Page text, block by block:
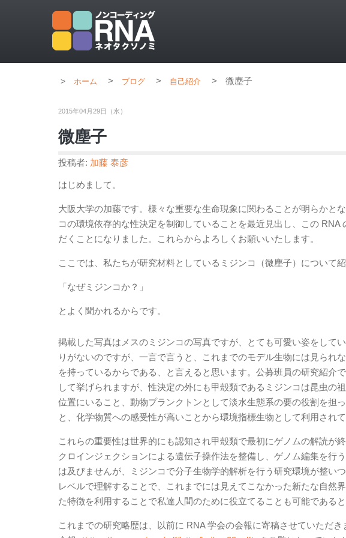
ホーム > ブログ > 自己紹介 > 微塵子
2015年04月29日（水）
微塵子
投稿者: 加藤 泰彦
はじめまして。
大阪大学の加藤です。様々な重要な生命現象に関わることが明らかと
コの環境依存的な性決定を制御していることを最近見出し、この
だくことになりました。これらからよろしくお願いいたします。
ここでは、私たちが研究材料としているミジンコ（微塵子）について
「なぜミジンコか？」
とよく聞かれるからです。
掲載した写真はメスのミジンコの写真ですが、とても可愛い姿をして
りがないのですが、一言で言うと、これまでのモデル生物には見られ
を持っているからである、と言えると思います。公募班員の研究紹介
して挙げられますが、性決定の外にも甲殻類であるミジンコは昆虫の
位置にいること、動物プランクトンとして淡水生態系の要の役割を担
と、化学物質への感受性が高いことから環境指標生物として利用され
これらの重要性は世界的にも認知され甲殻類で最初にゲノムの解読が
クロインジェクションによる遺伝子操作法を整備し、ゲノム編集を行
は及びませんが、ミジンコで分子生物学的解析を行う研究環境が整い
レベルで理解することで、これまでには見えてこなかった新たな自然
た特徴を利用することで私達人間のために役立てることも可能である
これまでの研究略歴は、以前に RNA 学会の会報に寄稿させていただ